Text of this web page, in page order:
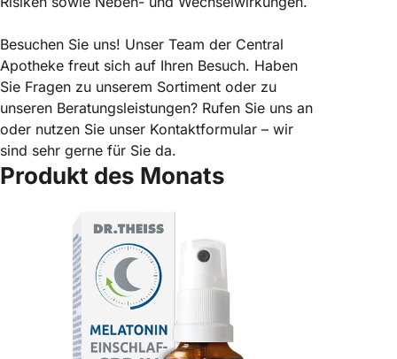
Besuchen Sie uns! Unser Team der Central
Apotheke freut sich auf Ihren Besuch. Haben
Sie Fragen zu unserem Sortiment oder zu
unseren Beratungsleistungen? Rufen Sie uns an
oder nutzen Sie unser Kontaktformular – wir
sind sehr gerne für Sie da.
Produkt des Monats